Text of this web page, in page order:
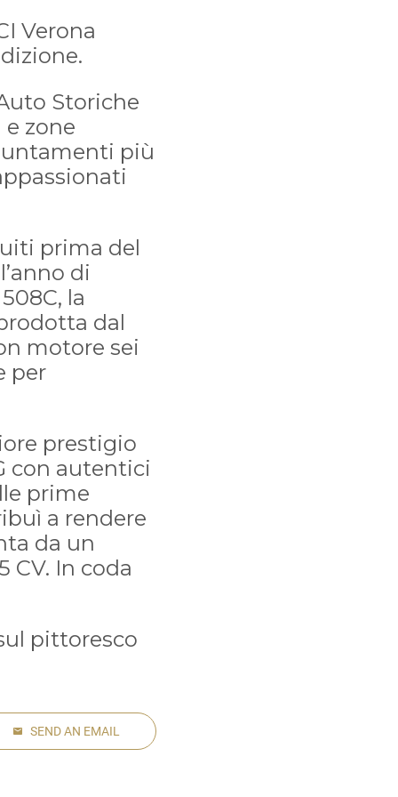
Verona
Storiche
e zone
più
prima del
di
la
dal
motore sei
per
prestigio
con autentici
prime
a rendere
da un
CV. In coda
pittoresco
SEND AN EMAIL